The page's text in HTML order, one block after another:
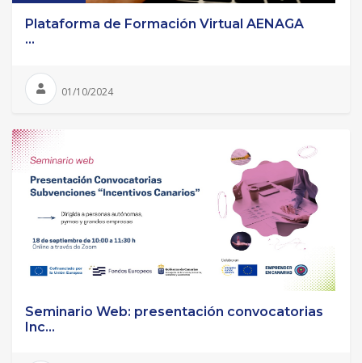
Plataforma de Formación Virtual AENAGA
...
01/10/2024
Seminario Web: presentación convocatorias
Inc...